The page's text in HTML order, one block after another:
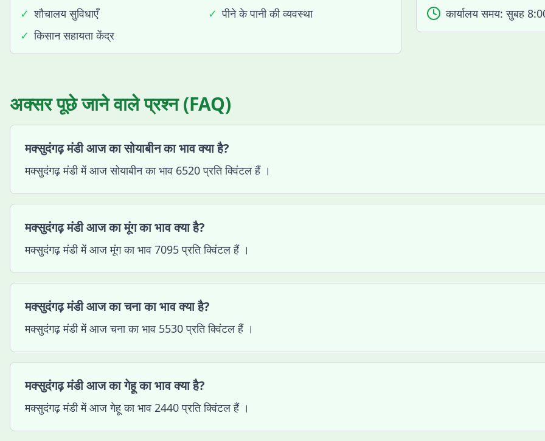
✓ शौचालय सुविधाएँ ✓ पीने के पानी की व्यवस्था
✓ किसान सहायता केंद्र
कार्यालय समय:सुबह
अक्सर पूछे जाने वाले प्रश्न (FAQ)
मक्सुदंगढ़ मंडी आज का सोयाबीन का भाव क्या है?
मक्सुदंगढ़ मंडी में आज सोयाबीन का भाव 6520 प्रति क्विंटल हैं ।
मक्सुदंगढ़ मंडी आज का मूंग का भाव क्या है?
मक्सुदंगढ़ मंडी में आज मूंग का भाव 7095 प्रति क्विंटल हैं ।
मक्सुदंगढ़ मंडी आज का चना का भाव क्या है?
मक्सुदंगढ़ मंडी में आज चना का भाव 5530 प्रति क्विंटल हैं ।
मक्सुदंगढ़ मंडी आज का गेहू का भाव क्या है?
मक्सुदंगढ़ मंडी में आज गेहू का भाव 2440 प्रति क्विंटल हैं ।